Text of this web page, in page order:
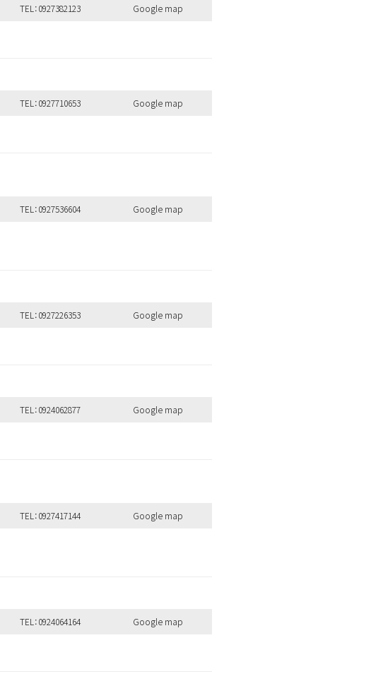
全ての商品を見る
TEL：0927382123 Google map
TEL：0927710653 Google map
TEL：0927536604 Google map
TEL：0927226353 Google map
TEL：0924062877 Google map
TEL：0927417144 Google map
TEL：0924064164 Google map